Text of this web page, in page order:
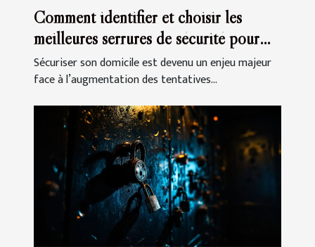
Comment identifier et choisir les
meilleures serrures de sécurité pour
votre domicile
Sécuriser son domicile est devenu un enjeu majeur
face à l’augmentation des tentatives...